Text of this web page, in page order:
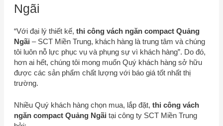
Ngãi
“Với đại lý thiết kế, thi công vách ngăn compact Quảng
Ngãi – SCT Miền Trung, khách hàng là trung tâm và chúng
tôi luôn nỗ lực phục vụ và phụng sự vì khách hàng”. Do đó,
hơn ai hết, chúng tôi mong muốn Quý khách hàng sở hữu
được các sản phẩm chất lượng với báo giá tốt nhất thị
trường.
Nhiều Quý khách hàng chọn mua, lắp đặt, thi công vách
ngăn compact Quảng Ngãi tại công ty SCT Miền Trung